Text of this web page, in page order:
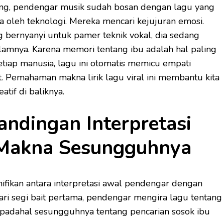
pendengar musik sudah bosan dengan lagu yang
teknologi. Mereka mencari kejujuran emosi.
bernyanyi untuk pamer teknik vokal, dia sedang
Karena memori tentang ibu adalah hal paling
manusia, lagu ini otomatis memicu empati
Pemahaman makna lirik lagu viral ini membantu kita
di baliknya.
Interpretasi
Sesungguhnya
antara interpretasi awal pendengar dengan
segi bait pertama, pendengar mengira lagu tentang
sesungguhnya tentang pencarian sosok ibu